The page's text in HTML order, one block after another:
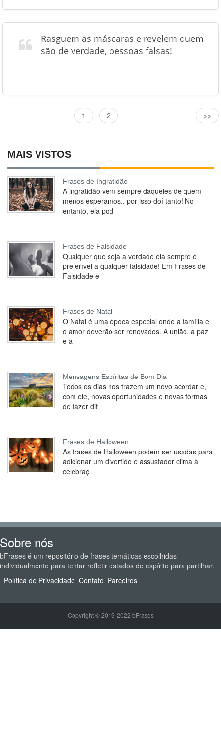
Rasguem as máscaras e revelem quem
são de verdade, pessoas falsas!
1 2 >>
MAIS VISTOS
Frases de Ingratidão
A ingratidão vem sempre daqueles de quem
menos esperamos.. por isso doí tanto! No
entanto, ela pod
Frases de Falsidade
Qualquer que seja a verdade ela sempre é
preferível a qualquer falsidade! Em Frases de
Falsidade e
Frases de Natal
O Natal é uma época especial onde a família e
o amor deverão ser renovados. A união, a paz
e a
Mensagens Espíritas de Bom Dia
Todos os dias nos trazem um novo acordar e,
com ele, novas oportunidades e novas formas
de fazer dif
Frases de Halloween
As frases de Halloween podem ser usadas para
adicionar um divertido e assustador clima à
celebraç
Sobre nós
bFrases é um repositório de frases temáticas escolhidas
individualmente para tentar refletir estados de espírito para partilhar.
Política de Privacidade Contato Parceiros
Copyright © 2019-2022 bFrases